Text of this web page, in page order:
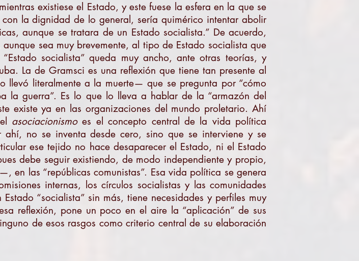
existiese el Estado, y este fuese la esfera en la que se
con la dignidad de lo general, sería quimérico intentar abolir
aunque se tratara de un Estado socialista.” De acuerdo,
sea muy brevemente, al tipo de Estado socialista que
socialista” queda muy ancho, ante otras teorías, y
La de Gramsci es una reflexión que tiene tan presente al
literalmente a la muerte— que se pregunta por “cómo
la guerra”. Es lo que lo lleva a hablar de la “armazón del
existe ya en las organizaciones del mundo proletario. Ahí
asociacionismoes el concepto central de la vida política
ahí, no se inventa desde cero, sino que se interviene y se
ese tejido no hace desaparecer el Estado, ni el Estado
debe seguir existiendo, de modo independiente y propio,
en las “repúblicas comunistas”. Esa vida política se genera
internas, los círculos socialistas y las comunidades
“socialista” sin más, tiene necesidades y perfiles muy
reflexión, pone un poco en el aire la “aplicación” de sus
de esos rasgos como criterio central de su elaboración